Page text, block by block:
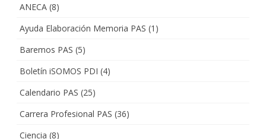
ANECA (8)
Ayuda Elaboración Memoria PAS (1)
Baremos PAS (5)
Boletín iSOMOS PDI (4)
Calendario PAS (25)
Carrera Profesional PAS (36)
Ciencia (8)